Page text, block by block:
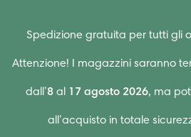
Spedizione gratuita per tutti gli
Attenzione! I magazzini saranno
dall’8 al 17 agosto 2026, ma
all’acquisto in totale